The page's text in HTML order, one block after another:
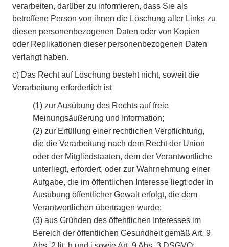
verarbeiten, darüber zu informieren, dass Sie als
betroffene Person von ihnen die Löschung aller Links zu
diesen personenbezogenen Daten oder von Kopien
oder Replikationen dieser personenbezogenen Daten
verlangt haben.
c) Das Recht auf Löschung besteht nicht, soweit die
Verarbeitung erforderlich ist
(1) zur Ausübung des Rechts auf freie
Meinungsäußerung und Information;
(2) zur Erfüllung einer rechtlichen Verpflichtung,
die die Verarbeitung nach dem Recht der Union
oder der Mitgliedstaaten, dem der Verantwortliche
unterliegt, erfordert, oder zur Wahrnehmung einer
Aufgabe, die im öffentlichen Interesse liegt oder in
Ausübung öffentlicher Gewalt erfolgt, die dem
Verantwortlichen übertragen wurde;
(3) aus Gründen des öffentlichen Interesses im
Bereich der öffentlichen Gesundheit gemäß Art. 9